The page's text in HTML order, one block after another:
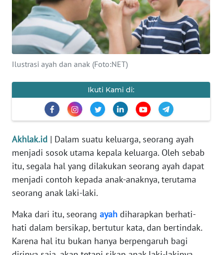
Ilustrasi ayah dan anak (Foto:NET)
Ikuti Kami di:
Akhlak.id | Dalam suatu keluarga, seorang ayah
menjadi sosok utama kepala keluarga. Oleh sebab
itu, segala hal yang dilakukan seorang ayah dapat
menjadi contoh kepada anak-anaknya, terutama
seorang anak laki-laki.
Maka dari itu, seorang ayah diharapkan berhati-
hati dalam bersikap, bertutur kata, dan bertindak.
Karena hal itu bukan hanya berpengaruh bagi
WAHANA
TANI
WAHANA
WAHANA
UMKM
WAHANA
SELEB
WAHANA
PERSONA